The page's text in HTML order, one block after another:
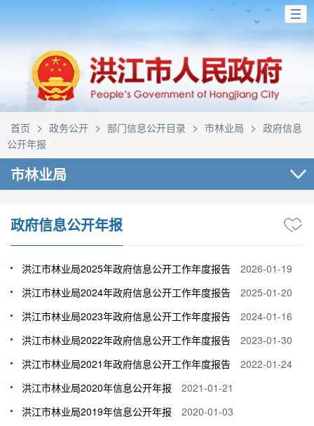
首页 > 政务公开 > 部门信息公开目录 > 市林业局 > 政府信息
公开年报
市林业局
政府信息公开年报
洪江市林业局2025年政府信息公开工作年度报告
2026-01-19
洪江市林业局2024年政府信息公开工作年度报告
2025-01-20
洪江市林业局2023年政府信息公开工作年度报告
2024-01-16
洪江市林业局2022年政府信息公开工作年度报告
2023-01-30
洪江市林业局2021年政府信息公开工作年度报告
2022-01-24
洪江市林业局2020年信息公开年报
2021-01-21
洪江市林业局2019年信息公开年报
2020-01-03